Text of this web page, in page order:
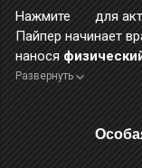
Нажмите
для
Пайпер начинает
нанося
Если зажать
Если выполнить
Развернуть